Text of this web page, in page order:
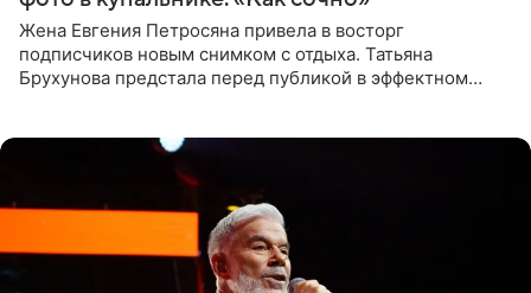
Жена Евгения Петросяна привела в восторг
подписчиков новым снимком с отдыха. Татьяна
Брухунова предстала перед публикой в эффектном